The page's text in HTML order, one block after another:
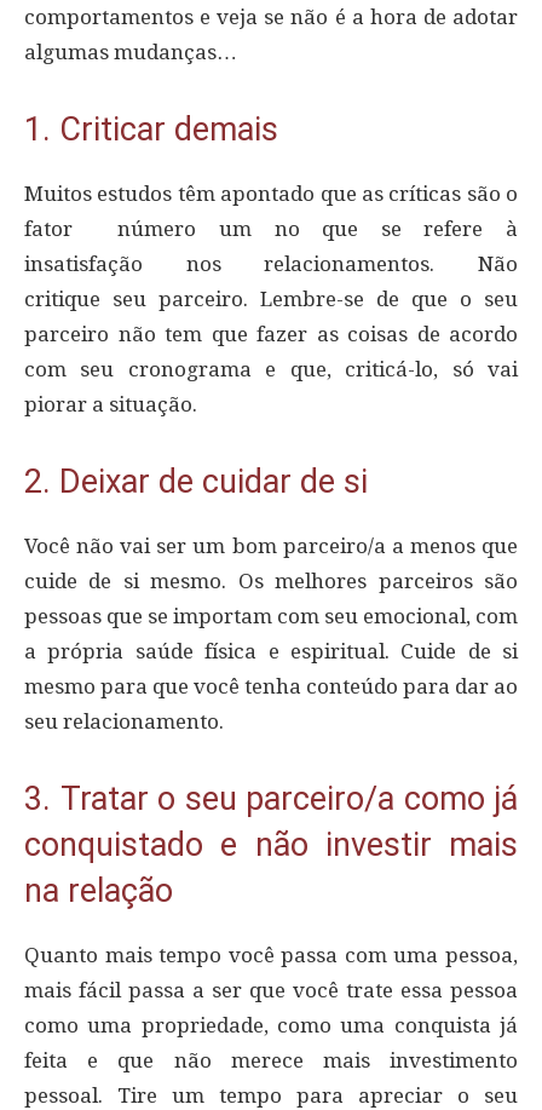
comportamentos e veja se não é a hora de adotar
algumas mudanças…
1. Criticar demais
Muitos estudos têm apontado que as críticas são o
fator número um no que se refere à
insatisfação nos relacionamentos. Não
critique seu parceiro. Lembre-se de que o seu
parceiro não tem que fazer as coisas de acordo
com seu cronograma e que, criticá-lo, só vai
piorar a situação.
2. Deixar de cuidar de si
Você não vai ser um bom parceiro/a a menos que
cuide de si mesmo. Os melhores parceiros são
pessoas que se importam com seu emocional, com
a própria saúde física e espiritual. Cuide de si
mesmo para que você tenha conteúdo para dar ao
seu relacionamento.
3. Tratar o seu parceiro/a como já
conquistado e não investir mais
na relação
Quanto mais tempo você passa com uma pessoa,
mais fácil passa a ser que você trate essa pessoa
como uma propriedade, como uma conquista já
feita e que não merece mais investimento
pessoal. Tire um tempo para apreciar o seu